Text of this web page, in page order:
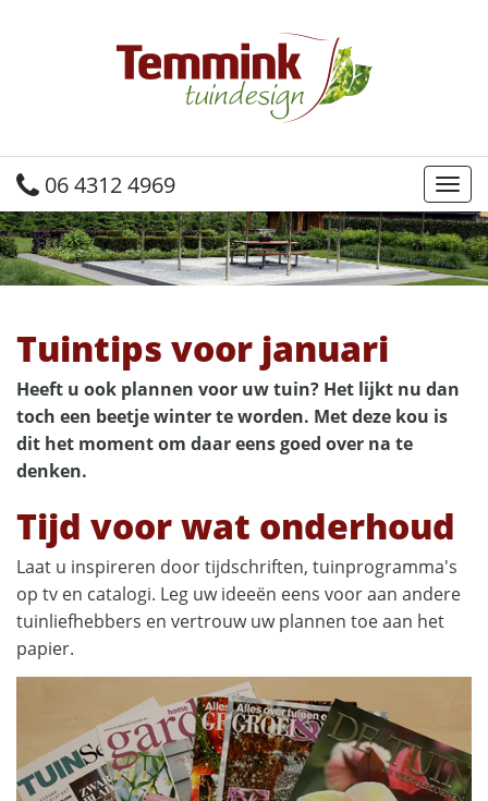
06 4312 4969
Tuintips voor januari
Heeft u ook plannen voor uw tuin? Het lijkt nu dan
toch een beetje winter te worden. Met deze kou is
dit het moment om daar eens goed over na te
denken.
Tijd voor wat onderhoud
Laat u inspireren door tijdschriften, tuinprogramma's
op tv en catalogi. Leg uw ideeën eens voor aan andere
tuinliefhebbers en vertrouw uw plannen toe aan het
papier.